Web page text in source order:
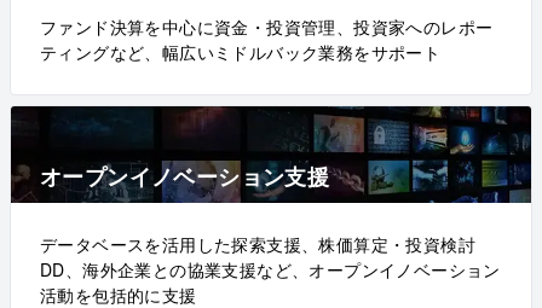
ファンド決算を中心に資金・投資管理、投資家へのレポー
ティングなど、幅広いミドルバック業務をサポート
オープンイノベーション支援
データベースを活用した探索支援、株価算定・投資検討
DD、海外企業との協業支援など、オープンイノベーション
活動を包括的に支援